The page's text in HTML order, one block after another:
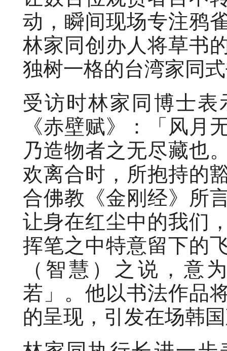
动，瞬间现场专注鸦
林家同创办人将草书
独树一格的台湾家同
受访时林家同博士
《赤壁赋》：「风月
乃造物者之无尽藏也
欢离合时，所抱持的
合佛教《金刚经》所
让身在红尘中的我们
挥笔之中特意留下的
（智慧）之说，意
若」。他以书法作品
的呈现，引发在场韩